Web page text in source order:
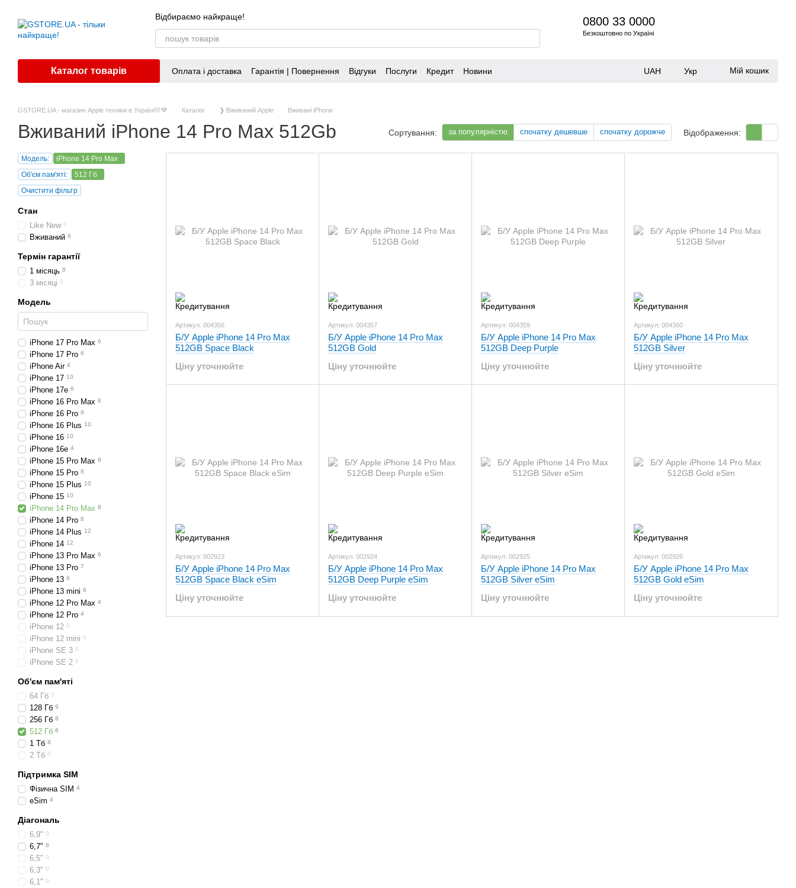
Відбираємо найкраще!
0800 33 0000
Безкоштовно по Україні
Каталог товарів Оплата і доставка Гарантія | Повернення Відгуки Послуги Кредит Новини UAH Укр Мій кошик
GSTORE.UA - магазин Apple техніки в Україні💛💙 Каталог ❯ Вживаний Apple Вживані iPhone
Вживаний iPhone 14 Pro Max 512Gb Сортування: за популярністю спочатку дешевше спочатку дорожче Відображення:
Артикул: 004356
Б/У Apple iPhone 14 Pro Max
512GB Space Black
Ціну уточнюйте
Артикул: 004357
Б/У Apple iPhone 14 Pro Max
512GB Gold
Ціну уточнюйте
Артикул: 004359
Б/У Apple iPhone 14 Pro Max
512GB Deep Purple
Ціну уточнюйте
Артикул: 004360
Б/У Apple iPhone 14 Pro Max
512GB Silver
Ціну уточнюйте
Артикул: 002923
Б/У Apple iPhone 14 Pro Max
512GB Space Black eSim
Ціну уточнюйте
Артикул: 002924
Б/У Apple iPhone 14 Pro Max
512GB Deep Purple eSim
Ціну уточнюйте
Артикул: 002925
Б/У Apple iPhone 14 Pro Max
512GB Silver eSim
Ціну уточнюйте
Артикул: 002926
Б/У Apple iPhone 14 Pro Max
512GB Gold eSim
Ціну уточнюйте
Модель:
iPhone 14 Pro Max
Об'єм пам'яті:
512 Гб
Очистити фільтр
Стан
Like New 0
Вживаний 8
Термін гарантії
1 місяць 8
3 місяці 0
Модель
iPhone 17 Pro Max 6
iPhone 17 Pro 6
iPhone Air 4
iPhone 17 10
iPhone 17e 6
iPhone 16 Pro Max 8
iPhone 16 Pro 8
iPhone 16 Plus 10
iPhone 16 10
iPhone 16e 4
iPhone 15 Pro Max 8
iPhone 15 Pro 8
iPhone 15 Plus 10
iPhone 15 10
iPhone 14 Pro Max 8
iPhone 14 Pro 8
iPhone 14 Plus 12
iPhone 14 12
iPhone 13 Pro Max 6
iPhone 13 Pro 7
iPhone 13 6
iPhone 13 mini 6
iPhone 12 Pro Max 4
iPhone 12 Pro 4
iPhone 12 0
iPhone 12 mini 0
iPhone SE 3 0
iPhone SE 2 0
Об'єм пам'яті
64 Гб 0
128 Гб 9
256 Гб 8
512 Гб 8
1 Тб 8
2 Тб 0
Підтримка SIM
Фізична SIM 4
eSim 4
Діагональ
6,9" 0
6,7" 8
6,5" 0
6,3" 0
6,1" 0